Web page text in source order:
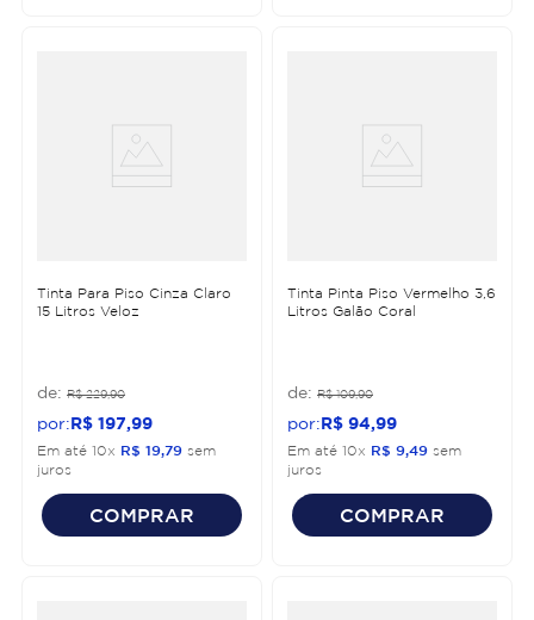
Tinta Para Piso Cinza Claro
15 Litros Veloz
R$ 229,90
R$ 197,99
Em até 10x R$ 19,79 sem
juros
COMPRAR
Tinta Pinta Piso Vermelho 3,6
Litros Galão Coral
R$ 109,90
R$ 94,99
Em até 10x R$ 9,49 sem
juros
COMPRAR